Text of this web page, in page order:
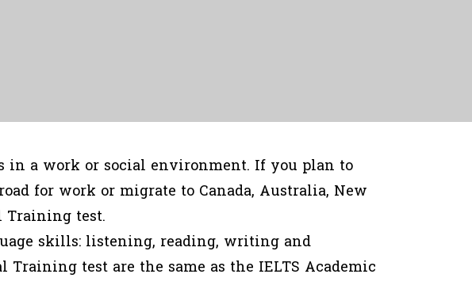
in a work or social environment. If you plan to
for work or migrate to Canada, Australia, New
Training test.
skills: listening, reading, writing and
test are the same as the IELTS Academic